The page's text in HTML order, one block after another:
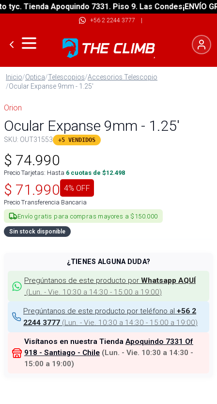
Tienda Apoquindo 7331. Piso 9. Las Condes¡ENVÍO
+56 2 2244 3777 |
Inicio/Optica/Telescopios/Accesorios Telescopio
/Ocular Expanse 9mm - 1.25'
Orion
Ocular Expanse 9mm - 1.25'
SKU: OUT31553 +5 VENDIDOS
$ 74.990
Precio Tarjetas: Hasta 6 cuotas de $12.498
$ 71.990 4% OFF
Precio Transferencia Bancaria
Envío gratis para compras mayores a $150.000
Sin stock disponible
¿TIENES ALGUNA DUDA?
Pregúntanos de este producto por Whatsapp AQUÍ
(Lun. - Vie. 10:30 a 14:30 - 15:00 a 19:00)
Pregúntanos de este producto por teléfono al +56 2
2244 3777 (Lun. - Vie. 10:30 a 14:30 - 15:00 a 19:00)
Visítanos en nuestra Tienda Apoquindo 7331 Of
918 - Santiago - Chile (Lun. - Vie. 10:30 a 14:30 -
15:00 a 19:00)